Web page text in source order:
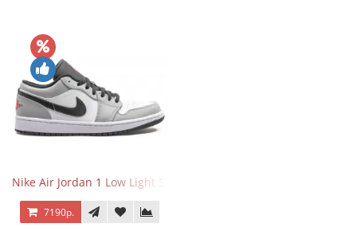
Nike Air Jordan 1 Low Light Smoke Grey
7190р.